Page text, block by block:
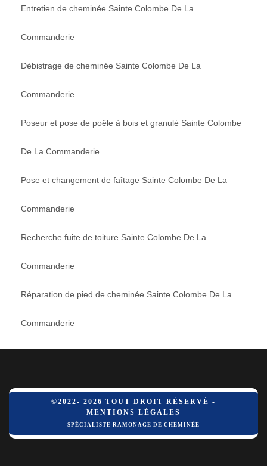
Entretien de cheminée Sainte Colombe De La
Commanderie
Débistrage de cheminée Sainte Colombe De La
Commanderie
Poseur et pose de poêle à bois et granulé Sainte Colombe
De La Commanderie
Pose et changement de faîtage Sainte Colombe De La
Commanderie
Recherche fuite de toiture Sainte Colombe De La
Commanderie
Réparation de pied de cheminée Sainte Colombe De La
Commanderie
©2022- 2026 TOUT DROIT RÉSERVÉ -
MENTIONS LÉGALES
SPÉCIALISTE RAMONAGE DE CHEMINÉE